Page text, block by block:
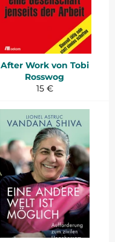
After Work von Tobi
Rosswog
Normaler
15 €